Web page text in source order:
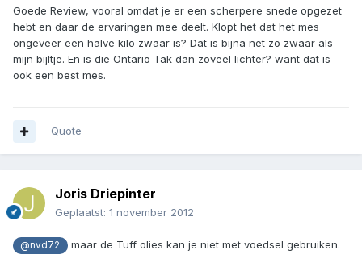
Goede Review, vooral omdat je er een scherpere snede opgezet
hebt en daar de ervaringen mee deelt. Klopt het dat het mes
ongeveer een halve kilo zwaar is? Dat is bijna net zo zwaar als
mijn bijltje. En is die Ontario Tak dan zoveel lichter? want dat is
ook een best mes.
Quote
Joris Driepinter
Geplaatst: 1 november 2012
@nvd72 maar de Tuff olies kan je niet met voedsel gebruiken.